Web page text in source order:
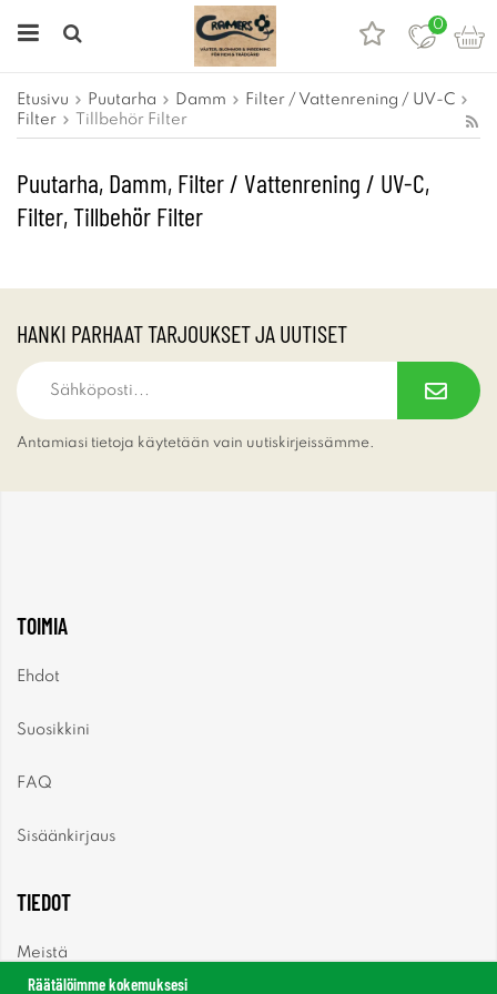
0
Etusivu Puutarha Damm
Filter / Vattenrening / UV-C
Filter
Tillbehör Filter
Puutarha, Damm, Filter / Vattenrening / UV-C,
Filter, Tillbehör Filter
HANKI PARHAAT TARJOUKSET JA UUTISET
Antamiasi tietoja käytetään vain uutiskirjeissämme.
TOIMIA
Ehdot
Suosikkini
FAQ
Sisäänkirjaus
TIEDOT
Meistä
Räätälöimme kokemuksesi